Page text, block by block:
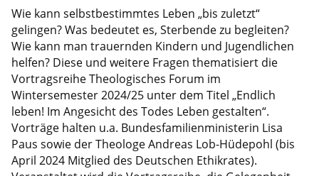
Wie kann selbstbestimmtes Leben „bis zuletzt“
gelingen? Was bedeutet es, Sterbende zu begleiten?
Wie kann man trauernden Kindern und Jugendlichen
helfen? Diese und weitere Fragen thematisiert die
Vortragsreihe Theologisches Forum im
Wintersemester 2024/25 unter dem Titel „Endlich
leben! Im Angesicht des Todes Leben gestalten“.
Vorträge halten u.a. Bundesfamilienministerin Lisa
Paus sowie der Theologe Andreas Lob-Hüdepohl (bis
April 2024 Mitglied des Deutschen Ethikrates).